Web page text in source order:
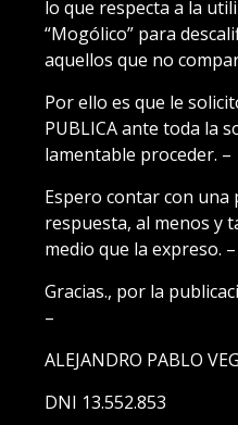
lo que respecta a la
“Mogólico” para
aquellos que no
Por ello es que le
PUBLICA ante toda la
lamentable proceder. –
Espero contar con
respuesta, al menos y
medio que la expreso. –
Gracias., por la
–
ALEJANDRO PABLO
DNI 13.552.853